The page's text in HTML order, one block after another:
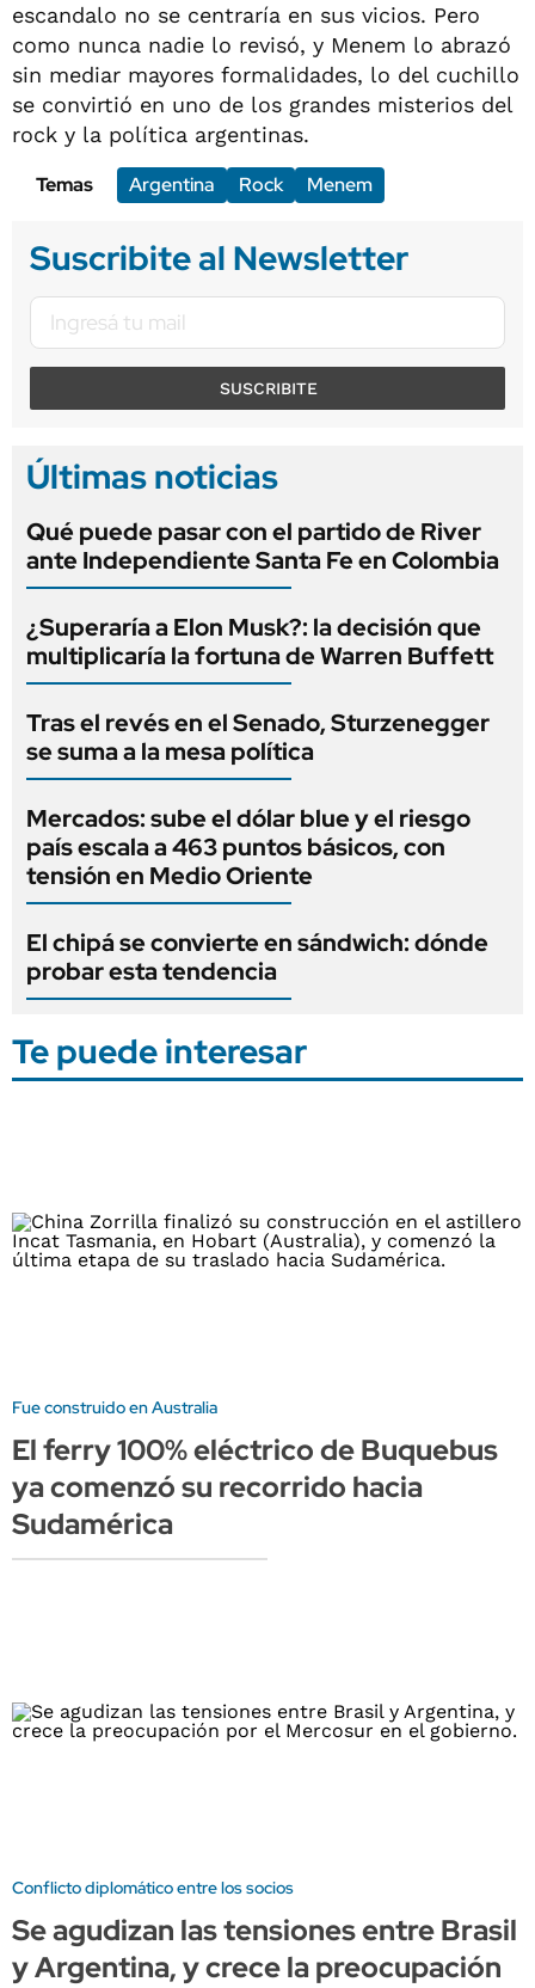
escandalo no se centraría en sus vicios. Pero
como nunca nadie lo revisó, y Menem lo abrazó
sin mediar mayores formalidades, lo del cuchillo
se convirtió en uno de los grandes misterios del
rock y la política argentinas.
Temas
Argentina Rock Menem
Suscribite al Newsletter
SUSCRIBITE
Últimas noticias
Qué puede pasar con el partido de River
ante Independiente Santa Fe en Colombia
¿Superaría a Elon Musk?: la decisión que
multiplicaría la fortuna de Warren Buffett
Tras el revés en el Senado, Sturzenegger
se suma a la mesa política
Mercados: sube el dólar blue y el riesgo
país escala a 463 puntos básicos, con
tensión en Medio Oriente
El chipá se convierte en sándwich: dónde
probar esta tendencia
Te puede interesar
Fue construido en Australia
El ferry 100% eléctrico de Buquebus
ya comenzó su recorrido hacia
Sudamérica
Conflicto diplomático entre los socios
Se agudizan las tensiones entre Brasil
y Argentina, y crece la preocupación